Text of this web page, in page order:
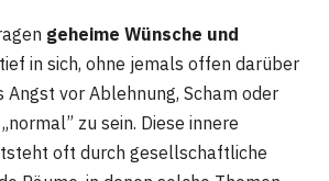
geheime Wünsche und
tief in sich, ohne jemals offen darüber
Angst vor Ablehnung, Scham oder
zu sein. Diese innere
oft durch gesellschaftliche